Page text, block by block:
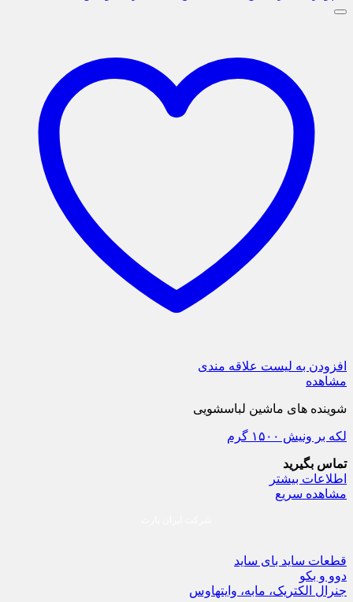
افزودن به لیست علاقه مندی
مشاهده
شوینده های ماشین لباسشویی
لکه بر ونیش ۱۵۰۰ گرم
تماس بگیرید
اطلاعات بیشتر
مشاهده سریع
قطعات ساید بای ساید
دوو و بکو
جنرال الکتریک، مابه، وایتهاوس